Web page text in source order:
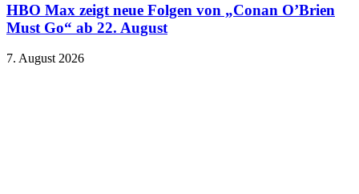
HBO Max zeigt neue Folgen von „Conan O’Brien
Must Go“ ab 22. August
7. August 2026